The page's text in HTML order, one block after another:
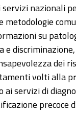
nazionali
metodologie
su
e
dei
volti alla
ai servizi di
precoce